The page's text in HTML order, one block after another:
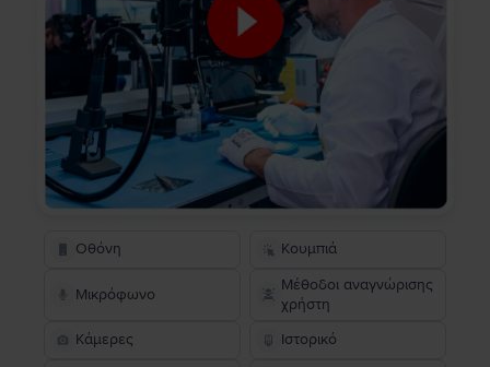
Οθόνη Κουμπιά
Μικρόφωνο
Μέθοδοι αναγνώρισης
χρήστη
Κάμερες
Ιστορικό